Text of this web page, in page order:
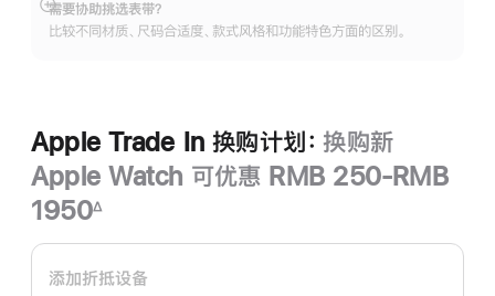
需要协助挑选表带？
比较不同材质、尺码合适度、款式风格和功能特色方面的区别。
展
开
Apple Trade In 换购计划： 换购新
Apple Watch 可优惠 RMB 250-RMB
1950
注
∆
Apple
Trade
添加折抵设备